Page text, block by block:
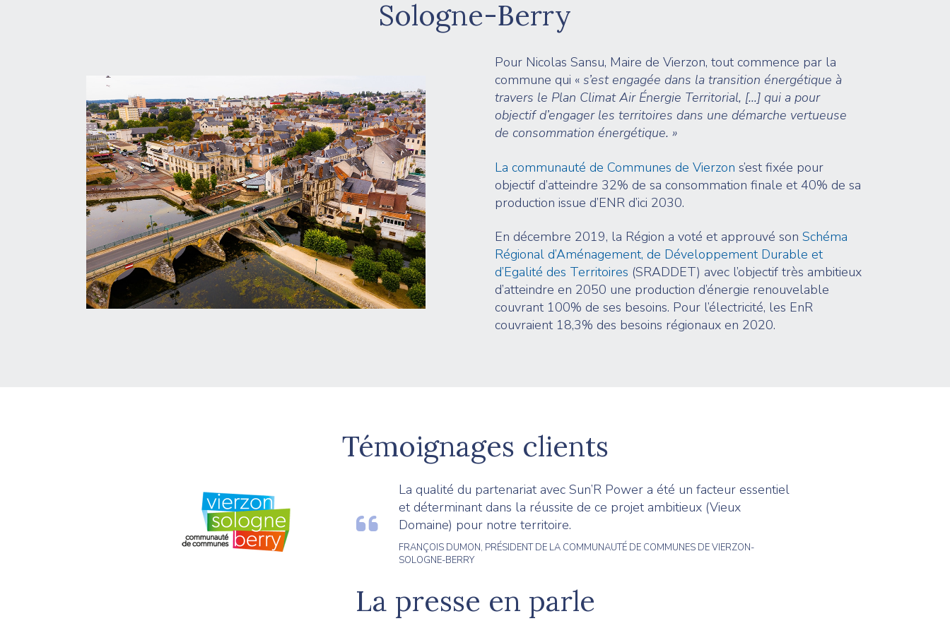
Sologne-Berry
Pour Nicolas Sansu, Maire de Vierzon, tout commence par la
commune qui « s’est engagée dans la transition énergétique à
travers le Plan Climat Air Énergie Territorial, […] qui a pour
objectif d’engager les territoires dans une démarche vertueuse
de consommation énergétique. »
La communauté de Communes de Vierzon s’est fixée pour
objectif d’atteindre 32% de sa consommation finale et 40% de sa
production issue d’ENR d’ici 2030.
En décembre 2019, la Région a voté et approuvé son Schéma
Régional d’Aménagement, de Développement Durable et
d’Egalité des Territoires (SRADDET) avec l’objectif très ambitieux
d’atteindre en 2050 une production d’énergie renouvelable
couvrant 100% de ses besoins. Pour l’électricité, les EnR
couvraient 18,3% des besoins régionaux en 2020.
Témoignages clients
La qualité du partenariat avec Sun’R Power a été un facteur essentiel
et déterminant dans la réussite de ce projet ambitieux (Vieux
Domaine) pour notre territoire.
FRANÇOIS DUMON, PRÉSIDENT DE LA COMMUNAUTÉ DE COMMUNES DE VIERZON-
SOLOGNE-BERRY
La presse en parle